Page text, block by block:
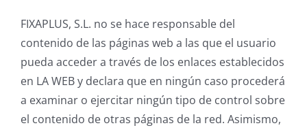
FIXAPLUS, S.L. no se hace responsable del
contenido de las páginas web a las que el usuario
pueda acceder a través de los enlaces establecidos
en LA WEB y declara que en ningún caso procederá
a examinar o ejercitar ningún tipo de control sobre
el contenido de otras páginas de la red. Asimismo,